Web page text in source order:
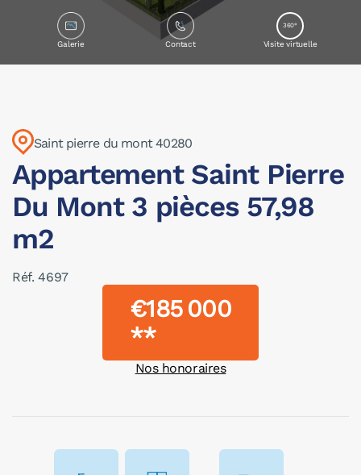
Galerie Contact
360°
Visite virtuelle
Saint pierre du mont 40280
Appartement Saint Pierre
Du Mont 3 pièces 57,98
m2
Réf. 4697
€185 000
**
Nos honoraires